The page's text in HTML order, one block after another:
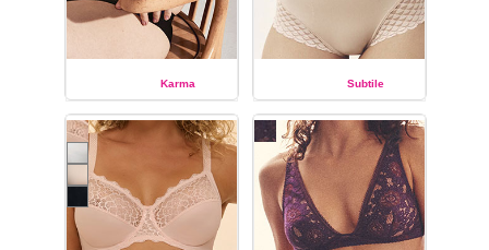
Karma
SIMONE PÉRÈLE
Subtile
SIMONE PÉRÈLE